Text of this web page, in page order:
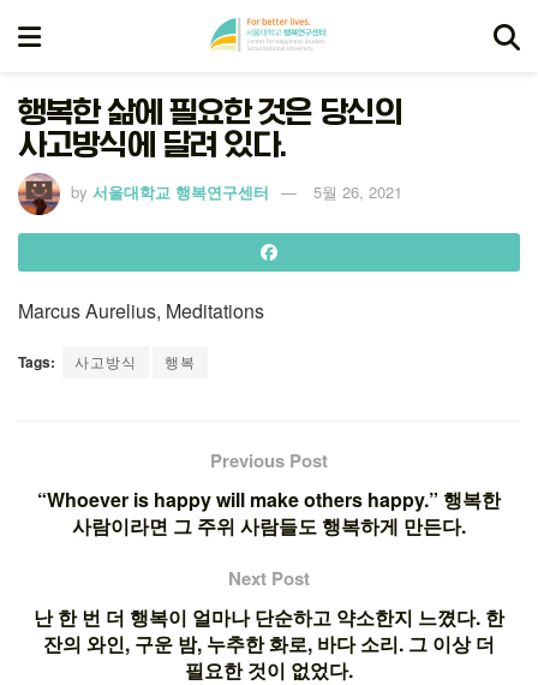
행복한 삶에 필요한 것은 당신의
사고방식에 달려 있다.
by 서울대학교 행복연구센터 5월 26, 2021
Marcus Aurelius, Meditations
Tags: 사고방식 행복
Previous Post
“Whoever is happy will make others happy.” 행복한
사람이라면 그 주위 사람들도 행복하게 만든다.
Next Post
난 한 번 더 행복이 얼마나 단순하고 약소한지 느꼈다. 한
잔의 와인, 구운 밤, 누추한 화로, 바다 소리. 그 이상 더
필요한 것이 없었다.